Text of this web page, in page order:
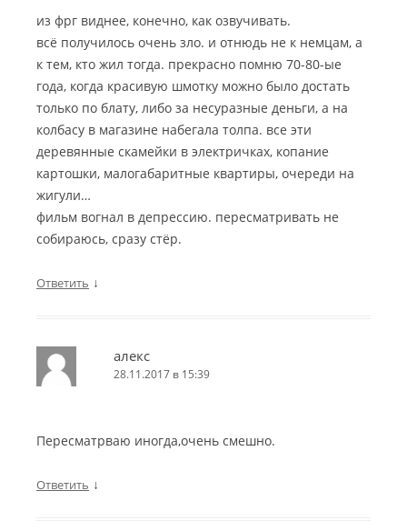
из фрг виднее, конечно, как озвучивать.
всё получилось очень зло. и отнюдь не к немцам, а
к тем, кто жил тогда. прекрасно помню 70-80-ые
года, когда красивую шмотку можно было достать
только по блату, либо за несуразные деньги, а на
колбасу в магазине набегала толпа. все эти
деревянные скамейки в электричках, копание
картошки, малогабаритные квартиры, очереди на
жигули…
фильм вогнал в депрессию. пересматривать не
собираюсь, сразу стёр.
Ответить ↓
алекс
28.11.2017 в 15:39
Пересматрваю иногда,очень смешно.
Ответить ↓